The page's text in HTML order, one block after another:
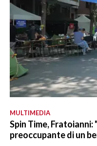
MULTIMEDIA
Spin Time,
preoccupante di un